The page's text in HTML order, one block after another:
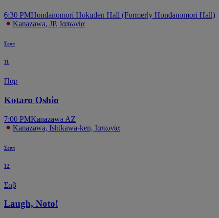
6:30 PMHondanomori Hokuden Hall (Formerly Hondanomori Hall)
Kanazawa, JP, Ιαπωνία
Σεπτ
11
Παρ
Kotaro Oshio
7:00 PMKanazawa AZ
Kanazawa, Ishikawa-ken, Ιαπωνία
Σεπτ
12
Σαβ
Laugh, Noto!